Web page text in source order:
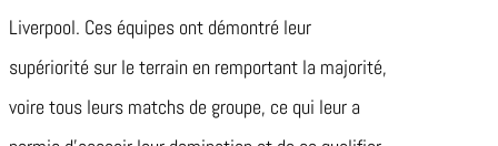
Liverpool. Ces équipes ont démontré leur
supériorité sur le terrain en remportant la majorité,
voire tous leurs matchs de groupe, ce qui leur a